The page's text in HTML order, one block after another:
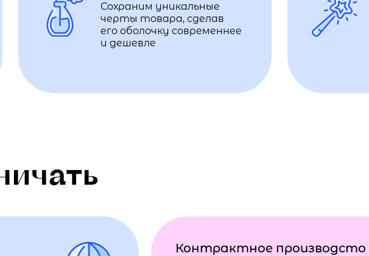
Сохраним уникальные
черты товара, сделав
его оболочку современнее
и дешевле
Контрактное производсто